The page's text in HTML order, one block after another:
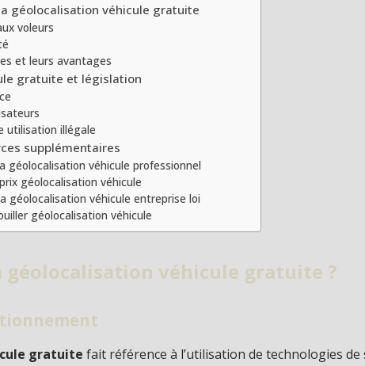
géolocalisation véhicule gratuite
voleurs
et leurs avantages
gratuite et législation
utilisation illégale
supplémentaires
géolocalisation véhicule professionnel
géolocalisation véhicule
géolocalisation véhicule entreprise loi
géolocalisation véhicule
géolocalisation véhicule gratuite ?
gratuite fait référence à l’utilisation de technologies de